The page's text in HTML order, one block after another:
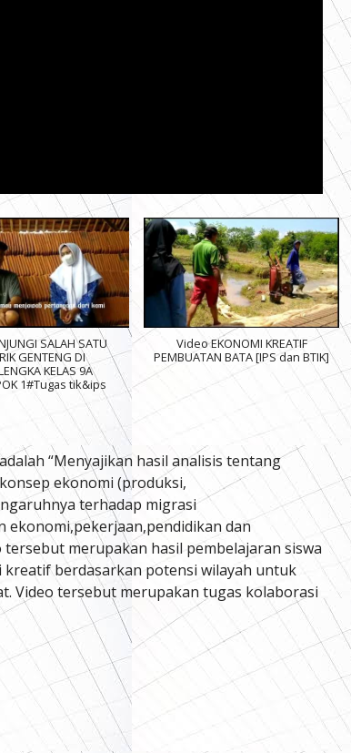
SALAH SATU
GENTENG DI
KELAS 9A
1#Tugas tik&ips
Video EKONOMI KREATIF
PEMBUATAN BATA [IPS dan BTIK]
“Menyajikan hasil analisis tentang
ekonomi (produksi,
terhadap migrasi
ekonomi,pekerjaan,pendidikan dan
tersebut merupakan hasil pembelajaran siswa
berdasarkan potensi wilayah untuk
Video tersebut merupakan tugas kolaborasi